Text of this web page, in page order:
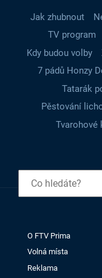
Jak zhubnout
TV program
Kdy budou volby
7 pádů Honzy
Tatarák
Pěstování
Tvarohové
O FTV Prima
Volná místa
Reklama